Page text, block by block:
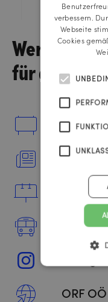
für das
Plakate
Inserate
City
Busheck
ORF
verbessern.
Webseite
Cookies